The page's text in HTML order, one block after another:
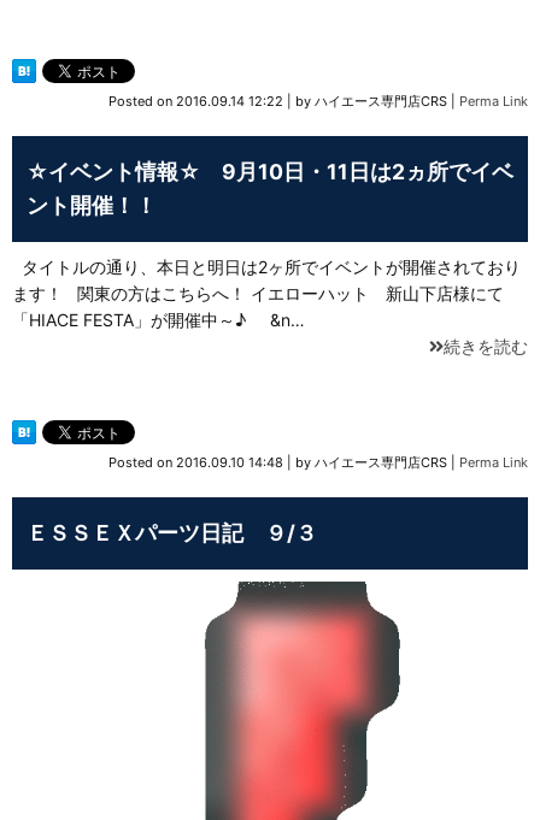
Posted on 2016.09.14 12:22 by ハイエース専門店CRS Perma Link
☆イベント情報☆ 9月10日・11日は2ヵ所でイベ
ント開催！！
タイトルの通り、本日と明日は2ヶ所でイベントが開催されており
ます！ 関東の方はこちらへ！ イエローハット 新山下店様にて
「HIACE FESTA」が開催中～♪ &n…
続きを読む
Posted on 2016.09.10 14:48 by ハイエース専門店CRS Perma Link
ＥＳＳＥＸパーツ日記 ９/３